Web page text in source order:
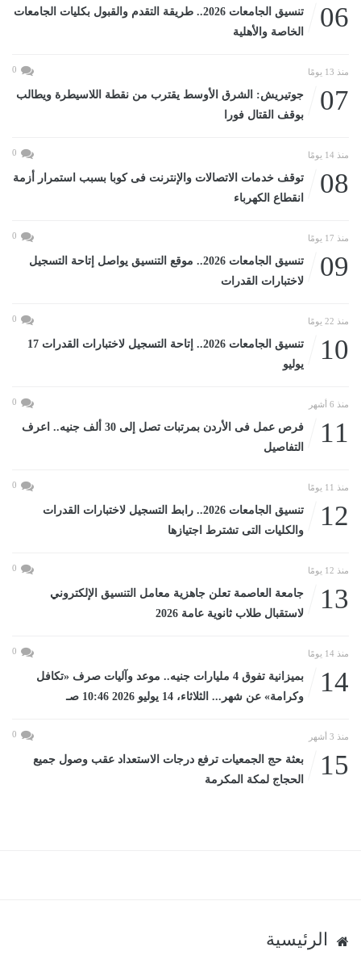
06
تنسيق الجامعات 2026.. طريقة التقدم والقبول بكليات الجامعات
الخاصة والأهلية
منذ 13 يومًا 0
07
جوتيريش: الشرق الأوسط يقترب من نقطة اللاسيطرة ويطالب
بوقف القتال فورا
منذ 14 يومًا 0
08
توقف خدمات الاتصالات والإنترنت فى كوبا بسبب استمرار أزمة
انقطاع الكهرباء
منذ 17 يومًا 0
09
تنسيق الجامعات 2026.. موقع التنسيق يواصل إتاحة التسجيل
لاختبارات القدرات
منذ 22 يومًا 0
10
تنسيق الجامعات 2026.. إتاحة التسجيل لاختبارات القدرات 17
يوليو
منذ 6 أشهر 0
11
فرص عمل فى الأردن بمرتبات تصل إلى 30 ألف جنيه.. اعرف
التفاصيل
منذ 11 يومًا 0
12
تنسيق الجامعات 2026.. رابط التسجيل لاختبارات القدرات
والكليات التى تشترط اجتيازها
منذ 12 يومًا 0
13
جامعة العاصمة تعلن جاهزية معامل التنسيق الإلكتروني
لاستقبال طلاب ثانوية عامة 2026
منذ 14 يومًا 0
14
بميزانية تفوق 4 مليارات جنيه.. موعد وآليات صرف «تكافل
وكرامة» عن شهر... الثلاثاء، 14 يوليو 2026 10:46 صـ
منذ 3 أشهر 0
15
بعثة حج الجمعيات ترفع درجات الاستعداد عقب وصول جميع
الحجاج لمكة المكرمة
الرئيسية